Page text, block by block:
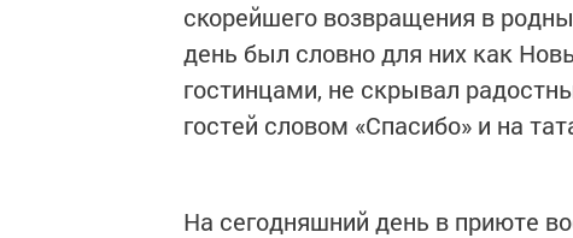
скорейшего возвращения в
день был словно для них как
гостинцами, не скрывал
гостей словом «Спасибо» и на
На сегодняшний день в приюте